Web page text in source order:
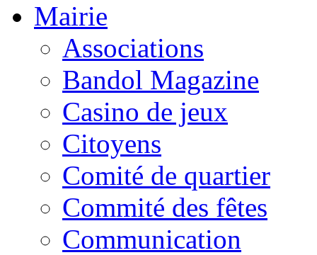
Mairie
Associations
Bandol Magazine
Casino de jeux
Citoyens
Comité de quartier
Commité des fêtes
Communication